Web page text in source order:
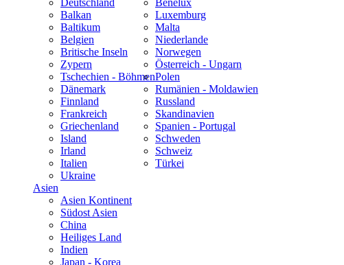
Deutschland
Balkan
Baltikum
Belgien
Britische Inseln
Zypern
Tschechien - Böhmen
Dänemark
Finnland
Frankreich
Griechenland
Island
Irland
Italien
Benelux
Luxemburg
Malta
Niederlande
Norwegen
Österreich - Ungarn
Polen
Rumänien - Moldawien
Russland
Skandinavien
Spanien - Portugal
Schweden
Schweiz
Türkei
Ukraine
Asien
Asien Kontinent
Südost Asien
China
Heiliges Land
Indien
Japan - Korea